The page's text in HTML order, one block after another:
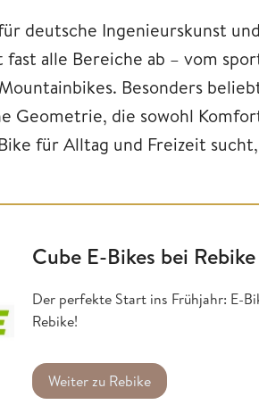
deutsche Ingenieurskunst
fast alle Bereiche ab – vom
Besonders
Geometrie, die sowohl
für Alltag und Freizeit
Cube E-Bikes bei Rebike
Der perfekte Start ins Frühjahr: E-
Rebike!
Weiter zu Rebike